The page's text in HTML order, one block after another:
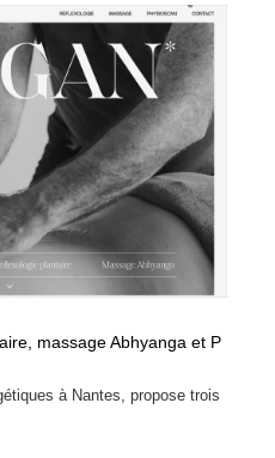
massage Abhyanga et P
à Nantes, propose trois